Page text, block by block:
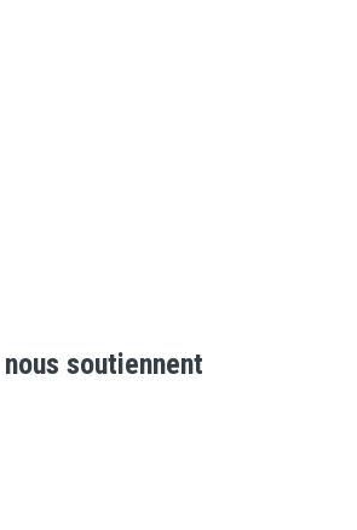
soutiennent